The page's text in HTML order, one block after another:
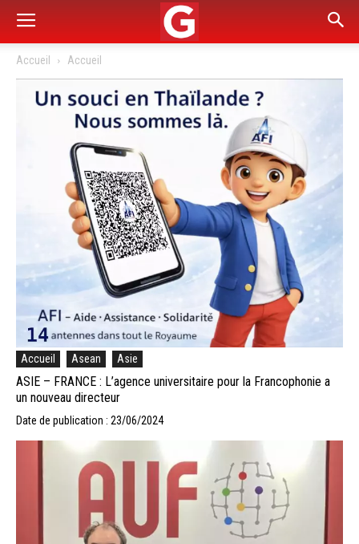
Accueil Accueil
Accueil Asean Asie
ASIE – FRANCE : L’agence universitaire pour la Francophonie a
un nouveau directeur
Date de publication : 23/06/2024